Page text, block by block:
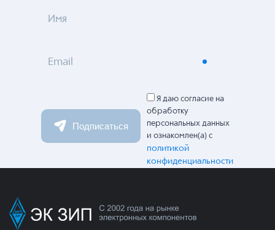
Имя
Email
Подписаться
Я даю согласие на
обработку
персональных данных
и ознакомлен(а) с
политикой
конфиденциальности